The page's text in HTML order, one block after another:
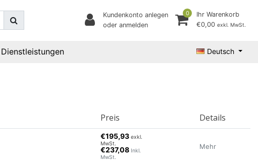
Kundenkonto anlegen
oder anmelden
0
Ihr Warenkorb
€0,00 exkl. MwSt.
Dienstleistungen Deutsch
Preis Details
€195,93exkl.
MwSt.
€237,08 Inkl.
MwSt.
Mehr